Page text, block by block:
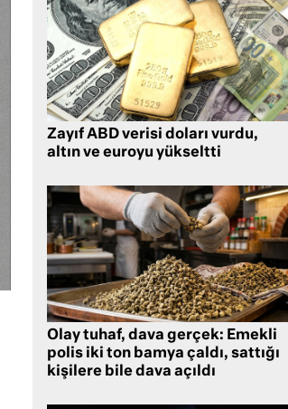
Zayıf ABD verisi doları vurdu,
altın ve euroyu yükseltti
Olay tuhaf, dava gerçek: Emekli
polis iki ton bamya çaldı, sattığı
kişilere bile dava açıldı